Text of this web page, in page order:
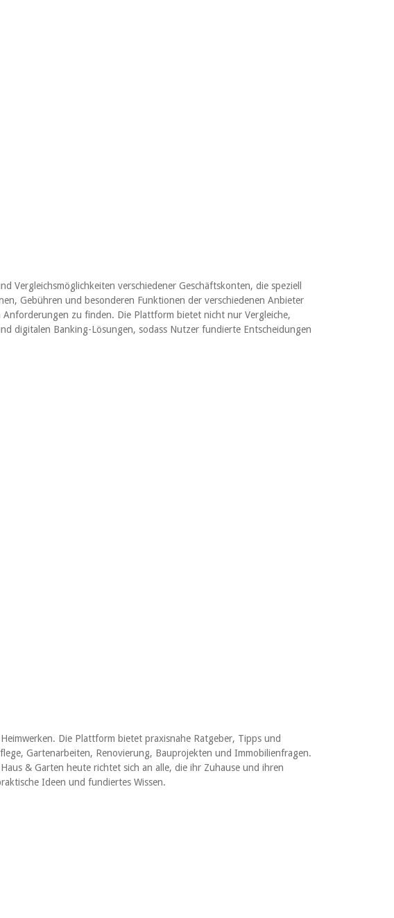
Vergleichsmöglichkeiten verschiedener Geschäftskonten, die speziell
Gebühren und besonderen Funktionen der verschiedenen Anbieter
zu finden. Die Plattform bietet nicht nur Vergleiche,
digitalen Banking-Lösungen, sodass Nutzer fundierte Entscheidungen
Die Plattform bietet praxisnahe Ratgeber, Tipps und
Gartenarbeiten, Renovierung, Bauprojekten und Immobilienfragen.
& Garten heute richtet sich an alle, die ihr Zuhause und ihren
Ideen und fundiertes Wissen.